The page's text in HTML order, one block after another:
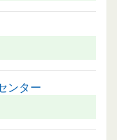
ンター